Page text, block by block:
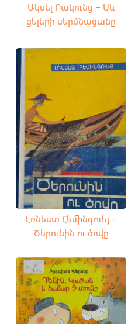
Ակսել Բակունց – Սև
ցելերի սերմնացանը
Էռնեստ Հեմինգուեյ –
Ծերունին ու ծովը